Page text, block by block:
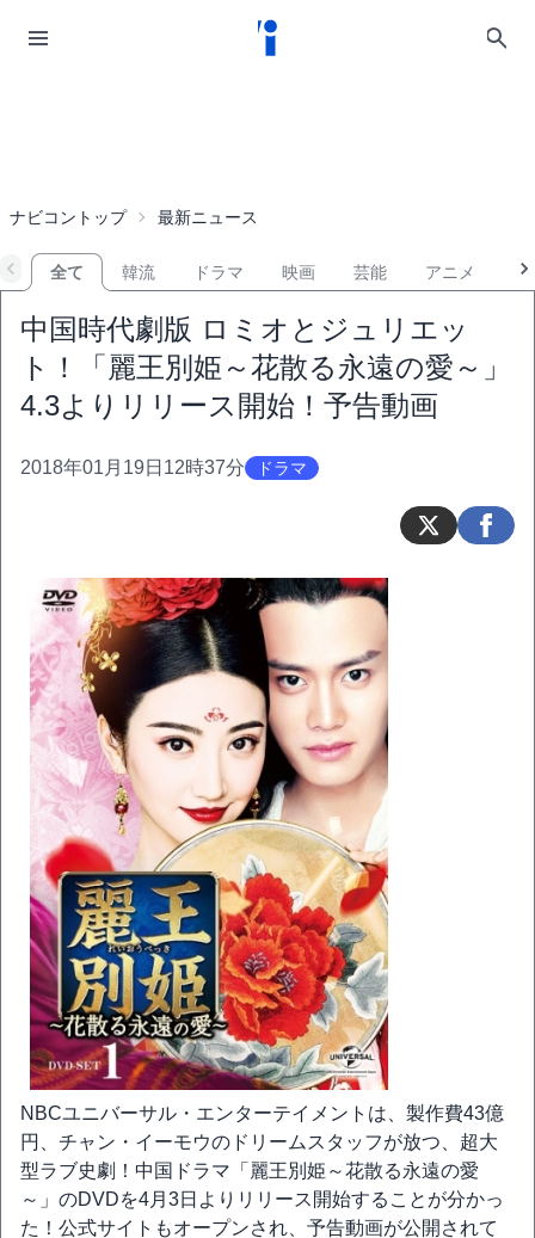
ナビコントップ 最新ニュース
全て 韓流 ドラマ 映画 芸能 アニメ
中国時代劇版 ロミオとジュリエッ
ト！「麗王別姫～花散る永遠の愛～」
4.3よりリリース開始！予告動画
2018年01月19日12時37分 ドラマ
NBCユニバーサル・エンターテイメントは、製作費43億
円、チャン・イーモウのドリームスタッフが放つ、超大
型ラブ史劇！中国ドラマ「麗王別姫～花散る永遠の愛
～」のDVDを4月3日よりリリース開始することが分かっ
た！公式サイトもオープンされ、予告動画が公開されて